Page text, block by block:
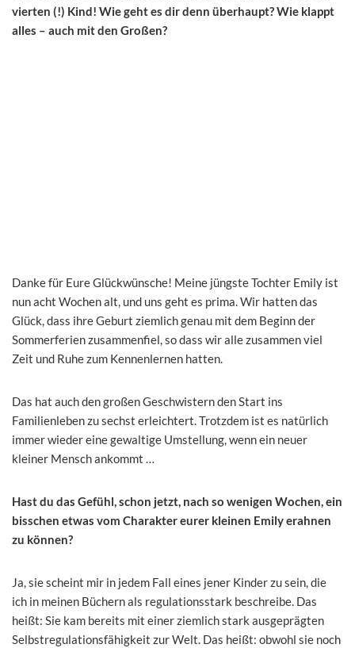
vierten (!) Kind! Wie geht es dir denn überhaupt? Wie klappt
alles – auch mit den Großen?
Danke für Eure Glückwünsche! Meine jüngste Tochter Emily ist
nun acht Wochen alt, und uns geht es prima. Wir hatten das
Glück, dass ihre Geburt ziemlich genau mit dem Beginn der
Sommerferien zusammenfiel, so dass wir alle zusammen viel
Zeit und Ruhe zum Kennenlernen hatten.
Das hat auch den großen Geschwistern den Start ins
Familienleben zu sechst erleichtert. Trotzdem ist es natürlich
immer wieder eine gewaltige Umstellung, wenn ein neuer
kleiner Mensch ankommt …
Hast du das Gefühl, schon jetzt, nach so wenigen Wochen, ein
bisschen etwas vom Charakter eurer kleinen Emily erahnen
zu können?
Ja, sie scheint mir in jedem Fall eines jener Kinder zu sein, die
ich in meinen Büchern als regulationsstark beschreibe. Das
heißt: Sie kam bereits mit einer ziemlich stark ausgeprägten
Selbstregulationsfähigkeit zur Welt. Das heißt: obwohl sie noch